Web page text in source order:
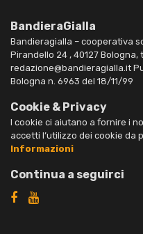
BandieraGialla
Bandieragialla – cooperativa
Pirandello 24 , 40127 Bologna,
redazione@bandieragialla.it
Bologna n. 6963 del 18/11/99
Cookie & Privacy
I cookie ci aiutano a fornire i
accetti l’utilizzo dei cookie da
Informazioni
Continua a seguirci